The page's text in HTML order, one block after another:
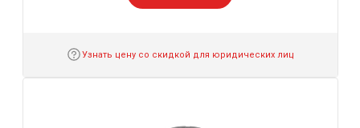
Узнать цену со скидкой для юридических лиц